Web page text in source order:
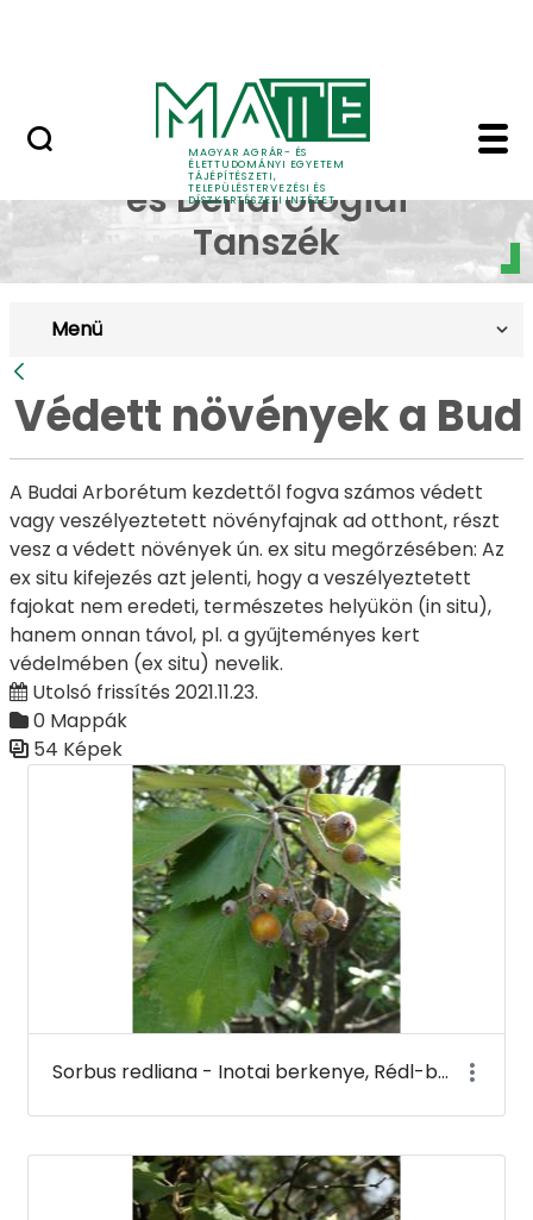
MAGYAR AGRÁR- ÉS
ÉLETTUDOMÁNYI EGYETEM
TÁJÉPÍTÉSZETI,
TELEPÜLÉSTERVEZÉSI ÉS
DÍSZKERTÉSZETI INTÉZET
Védett növények a
Dísznövénytermesztési
és Dendrológiai
Tanszék
Menü
Vissza
Védett növények a
A Budai Arborétum kezdettől fogva számos védett
vagy veszélyeztetett növényfajnak ad otthont, részt
vesz a védett növények ún. ex situ megőrzésében: Az
ex situ kifejezés azt jelenti, hogy a veszélyeztetett
fajokat nem eredeti, természetes helyükön (in situ),
hanem onnan távol, pl. a gyűjteményes kert
védelmében (ex situ) nevelik.
Utolsó frissítés 2021.11.23.
0 Mappák
54 Képek
Sorbus redliana - Inotai berkenye, Rédl-berkenye - Budai Arborétum